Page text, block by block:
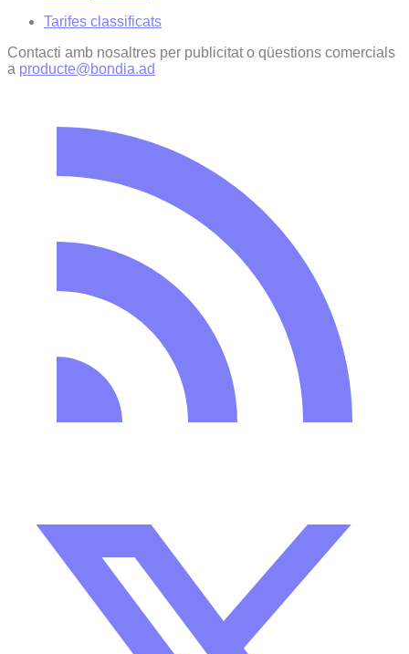
Tarifes classificats
Contacti amb nosaltres per publicitat o qüestions comercials
a producte@bondia.ad